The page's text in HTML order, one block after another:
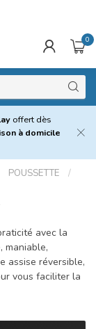
0
offert dès
à domicile
POUSSETTE
/
avec la
maniable,
assise réversible,
vous faciliter la